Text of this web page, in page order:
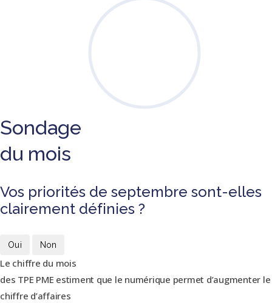
Sondage
du mois
Vos priorités de septembre sont-elles
clairement définies ?
Oui Non
Le chiffre du mois
des TPE PME estiment que le numérique permet d’augmenter le
chiffre d’affaires